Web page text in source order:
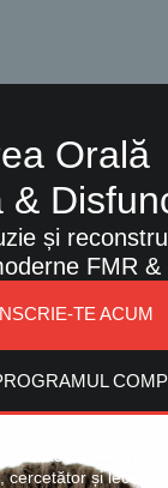
Orală
și
FMR &
TE ACUM
Lukas Lassmann –
cercetător și lector